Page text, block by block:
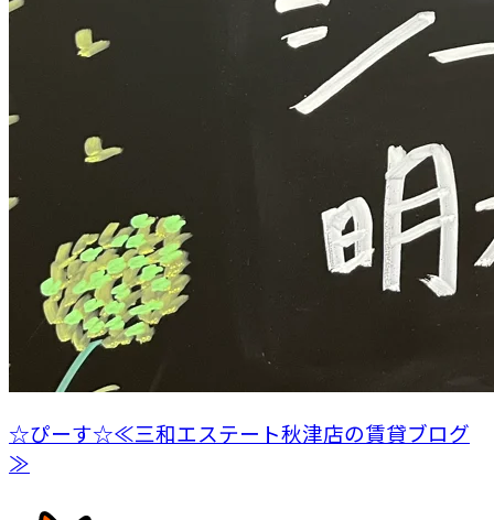
☆ぴーす☆≪三和エステート秋津店の賃貸ブログ
≫